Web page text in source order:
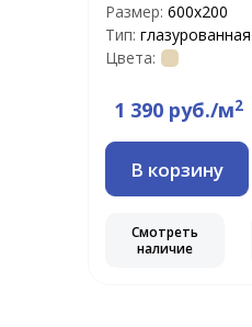
Размер: 600х200
Тип: глазурованная
Цвета:
1 390 руб./м2
В корзину
Смотреть
наличие